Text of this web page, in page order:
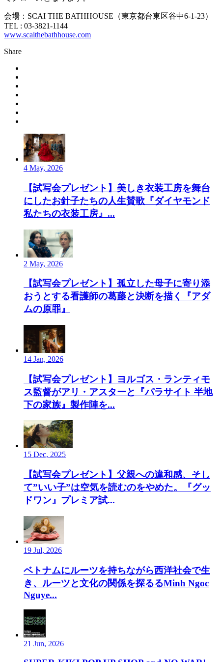
会場：SCAI THE BATHHOUSE（東京都台東区谷中6-1-23）
TEL : 03-3821-1144
www.scaithebathhouse.com
Share
4 May, 2026
【試写会プレゼント】美しき衣装工房を舞台
にしたお針子たちの人生賛歌『ダイヤモンド
私たちの衣装工房』...
2 May, 2026
【試写会プレゼント】孤立した母子に寄り添
おうとする看護師の葛藤と決断を描く『アダ
ムの原罪』
14 Jan, 2026
【試写会プレゼント】ヨルゴス・ランティモ
ス監督がアリ・アスターと『パラサイト 半地
下の家族』製作陣を...
15 Dec, 2025
【試写会プレゼント】父親への違和感、そし
て”いい子”は空気を読むのをやめた。『グッ
ドワン』プレミア試...
19 Jul, 2026
ベトナムにルーツを持ちながら西洋社会で生
き、ルーツと文化の関係を探るるMinh Ngoc
Nguye...
21 Jun, 2026